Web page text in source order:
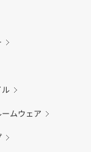
ル
ムウェア